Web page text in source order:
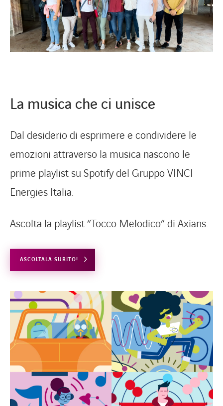
FACEBOOK
La musica che ci unisce
Dal desiderio di esprimere e condividere le
emozioni attraverso la musica nascono le
prime playlist su Spotify del Gruppo VINCI
Energies Italia.
Ascolta la playlist “Tocco Melodico” di Axians.
ASCOLTALA SUBITO!